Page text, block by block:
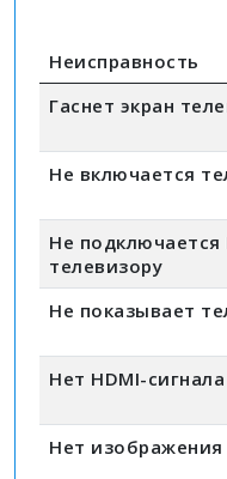
Неисправность
Гаснет экран
Не включается
Не подключается
телевизору
Не показывает
Нет HDMI-
Нет изображения